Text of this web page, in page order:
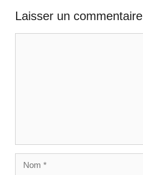
Laisser un commentaire